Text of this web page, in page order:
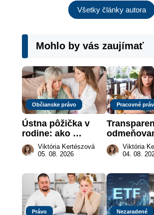
Všetky články autora
Mohlo by vás zaujímať
Občianske právo
Ústna pôžička v
rodine: ako
vymôcť peniaze,
keď na papieri nie
Viktória Kertészová
05. 08. 2026
Pracovné
právna
revolúcia
práce
Viktória
04. 08.
Právo Nezaradené